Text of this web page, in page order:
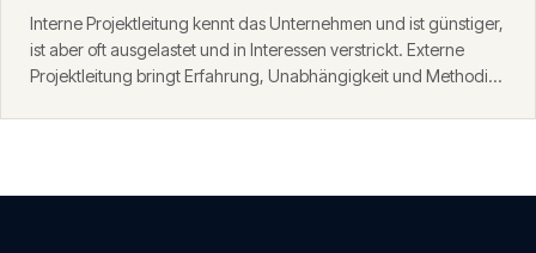
Interne Projektleitung kennt das Unternehmen und ist günstiger,
ist aber oft ausgelastet und in Interessen verstrickt. Externe
Projektleitung bringt Erfahrung, Unabhängigkeit und Methodik,